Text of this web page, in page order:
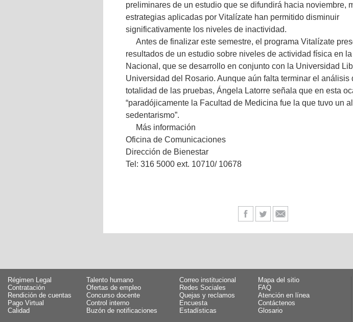
preliminares de un estudio que se difundirá hacia noviembre,
estrategias aplicadas por Vitalízate han permitido disminuir
significativamente los niveles de inactividad.
Antes de finalizar este semestre, el programa Vitalízate
resultados de un estudio sobre niveles de actividad física en
Nacional, que se desarrollo en conjunto con la Universidad
Universidad del Rosario. Aunque aún falta terminar el análisis
totalidad de las pruebas, Ángela Latorre señala que en esta
“paradójicamente la Facultad de Medicina fue la que tuvo un
sedentarismo”.
Más información
Oficina de Comunicaciones
Dirección de Bienestar
Tel: 316 5000 ext. 10710/ 10678
Régimen Legal
Talento humano
Contratación
Ofertas de empleo
Rendición de cuentas
Concurso docente
Pago Virtual
Control interno
Calidad
Buzón de notificaciones
Correo institucional
Mapa del sitio
Redes Sociales
FAQ
Quejas y reclamos
Atención en línea
Encuesta
Contáctenos
Estadísticas
Glosario